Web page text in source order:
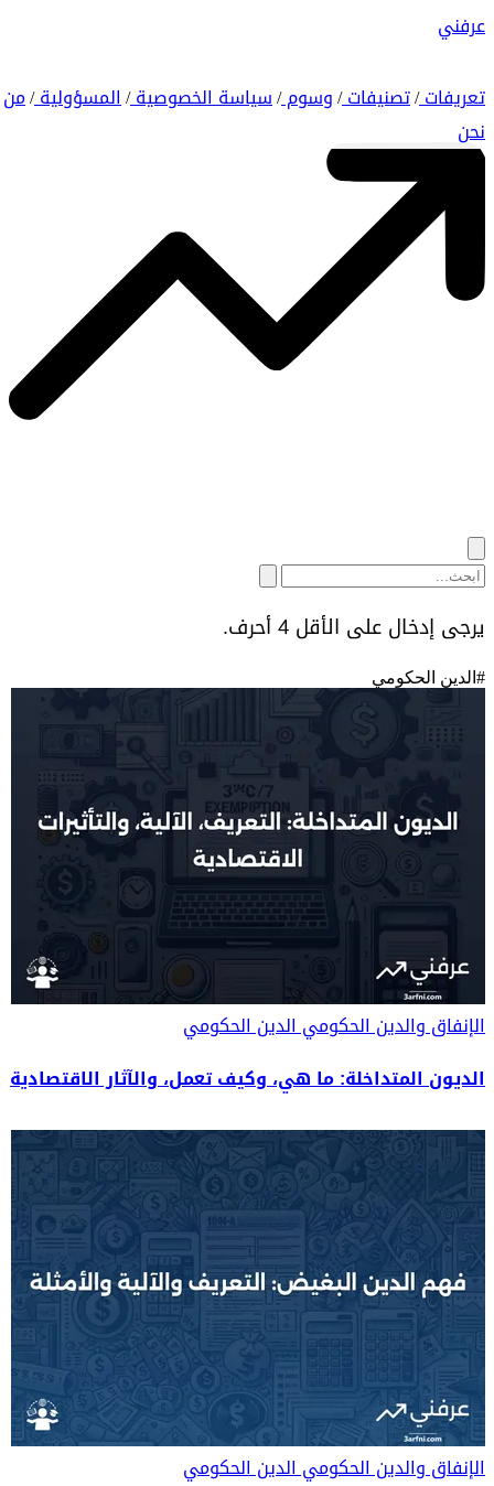
عرفني
تعريفات/ تصنيفات/ وسوم/ سياسة الخصوصية/ المسؤولية/ من
نحن
يرجى إدخال على الأقل 4 أحرف.
# الدين الحكومي
الإنفاق والدين الحكوميالدين الحكومي
الديون المتداخلة: ما هي، وكيف تعمل، والآثار الاقتصادية
الإنفاق والدين الحكوميالدين الحكومي